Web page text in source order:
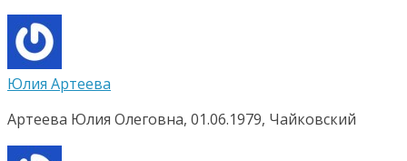
Юлия Артеева
Артеева Юлия Олеговна, 01.06.1979, Чайковский